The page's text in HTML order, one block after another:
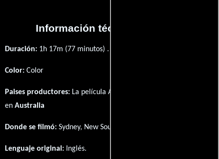
Información técnica y general
Duración: 1h 17m (77 minutos) .
Color: Color
Paises productores: La película A Wreck, a Tangle fué producida
en Australia
Donde se filmó: Sydney, New South Wales, Australia.
Lenguaje original: Inglés.